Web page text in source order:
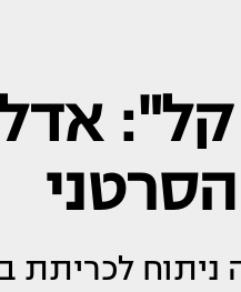
קל":
הסרטני
לכריתת